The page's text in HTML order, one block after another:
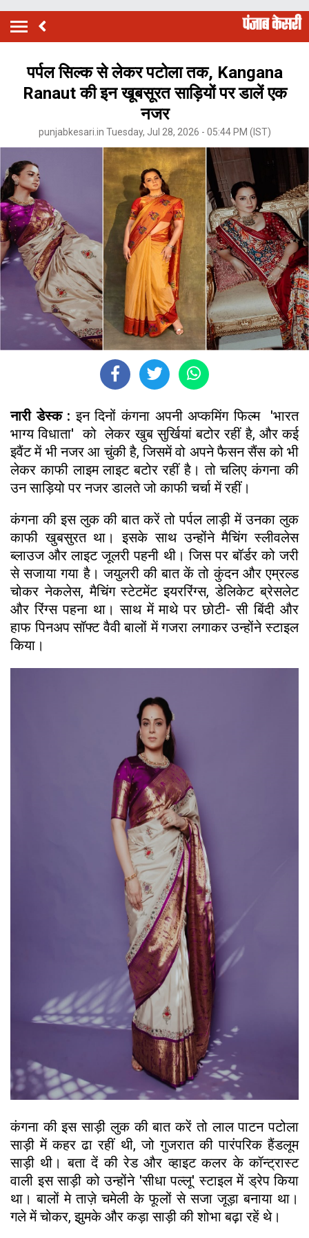
पर्पल सिल्क से लेकर पटोला तक, Kangana
Ranaut की इन खूबसूरत साड़ियों पर डालें एक
नजर
punjabkesari.in Tuesday, Jul 28, 2026 - 05:44 PM (IST)
नारी डेस्क : इन दिनों कंगना अपनी अप्कमिंग फिल्म 'भारत
भाग्य विधाता' को लेकर खुब सुर्खियां बटोर रहीं है, और कई
इवैंट में भी नजर आ चुंकी है, जिसमें वो अपने फैसन सैंस को भी
लेकर काफी लाइम लाइट बटोर रहीं है। तो चलिए कंगना की
उन साड़ियो पर नजर डालते जो काफी चर्चा में रहीं।
कंगना की इस लुक की बात करें तो पर्पल लाड़ी में उनका लुक
काफी खुबसुरत था। इसके साथ उन्होंने मैचिंग स्लीवलेस
ब्लाउज और लाइट जूलरी पहनी थी। जिस पर बॉर्डर को जरी
से सजाया गया है। जयुलरी की बात कें तो कुंदन और एम्रल्ड
चोकर नेकलेस, मैचिंग स्टेटमेंट इयररिंग्स, डेलिकेट ब्रेसलेट
और रिंग्स पहना था। साथ में माथे पर छोटी- सी बिंदी और
हाफ पिनअप सॉफ्ट वैवी बालों में गजरा लगाकर उन्होंने स्टाइल
किया।
कंगना की इस साड़ी लुक की बात करें तो लाल पाटन पटोला
साड़ी में कहर ढा रहीं थी, जो गुजरात की पारंपरिक हैंडलूम
साड़ी थी। बता दें की रेड और व्हाइट कलर के कॉन्ट्रास्ट
वाली इस साड़ी को उन्होंने 'सीधा पल्लू' स्टाइल में ड्रेप किया
था। बालों मे ताज़े चमेली के फूलों से सजा जूड़ा बनाया था।
गले में चोकर, झुमके और कड़ा साड़ी की शोभा बढ़ा रहें थे।